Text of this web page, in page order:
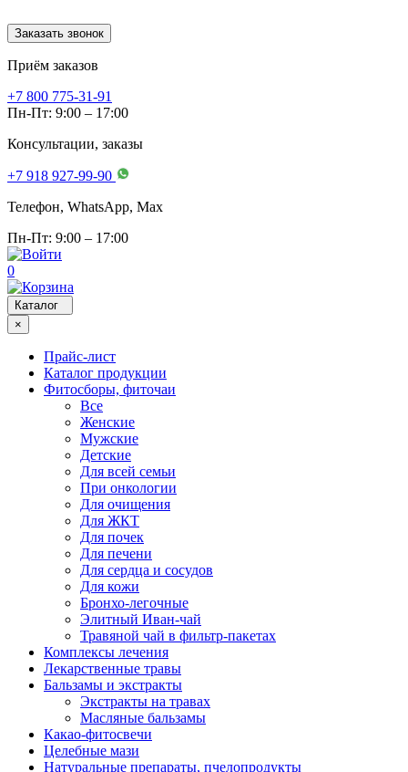
Заказать звонок
Приём заказов
+7 800 775-31-91
Пн-Пт: 9:00 – 17:00
Консультации, заказы
+7 918 927-99-90
Телефон, WhatsApp, Мах
Пн-Пт: 9:00 – 17:00
0
Каталог
×
Прайс-лист
Каталог продукции
Фитосборы, фиточаи
Все
Женские
Мужские
Детские
Для всей семьи
При онкологии
Для очищения
Для ЖКТ
Для почек
Для печени
Для сердца и сосудов
Для кожи
Бронхо-легочные
Элитный Иван-чай
Травяной чай в фильтр-пакетах
Комплексы лечения
Лекарственные травы
Бальзамы и экстракты
Экстракты на травах
Масляные бальзамы
Какао-фитосвечи
Целебные мази
Натуральные препараты, пчелопродукты